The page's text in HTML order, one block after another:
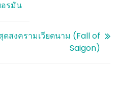
อรมัน
สงครามเวียดนาม (Fall of
Saigon)